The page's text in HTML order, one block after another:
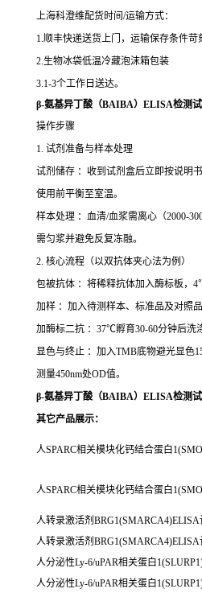
上海科澄维配货时间/运输方式：
1.顺丰快递送货上门，运输保存条件苛
2.生物冰袋低温冷藏泡沫箱包装
3.1-3个工作日送达。
β-氨基异丁酸（BAIBA）ELISA检测
操作步骤
1. 试剂准备与样本处理
试剂储存 ：收到试剂盒后立即按说明
使用前平衡至室温。
样本处理 ：血清/血浆需离心（2000-
需匀浆并避免反复冻融。
2. 核心流程（以双抗体夹心法为例）
包被抗体 ：将稀释抗体加入酶标板，
加样 ：加入待测样本、标准品及对照
加酶标二抗 ：37℃孵育30-60分钟后洗
显色与终止 ：加入TMB底物避光显色
测量450nm处OD值。
β-氨基异丁酸（BAIBA）ELISA检测
其它产品展示：
人SPARC相关模块化钙结合蛋白
人SPARC相关模块化钙结合蛋白
人转录激活剂
人转录激活剂
人分泌性Ly-6/uPAR相关蛋白
人分泌性Ly-6/uPAR相关蛋白